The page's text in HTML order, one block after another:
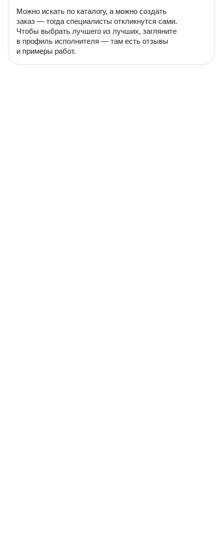
Можно искать по каталогу, а можно создать
заказ — тогда специалисты откликнутся сами.
Чтобы выбрать лучшего из лучших, загляните
в профиль исполнителя — там есть отзывы
и примеры работ.